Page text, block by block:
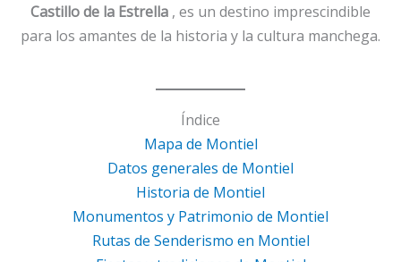
Castillo de la Estrella , es un destino imprescindible
para los amantes de la historia y la cultura manchega.
Índice
Mapa de Montiel
Datos generales de Montiel
Historia de Montiel
Monumentos y Patrimonio de Montiel
Rutas de Senderismo en Montiel